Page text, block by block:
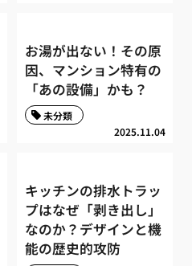
お湯が出ない！その原
因、マンション特有の
「あの設備」かも？
2025.11.04
未分類
キッチンの排水トラッ
プはなぜ「剥き出し」
なのか？デザインと機
能の歴史的攻防